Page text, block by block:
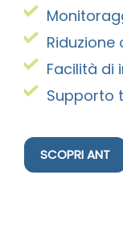
Facilità di
Supporto
SCOPRI ANT